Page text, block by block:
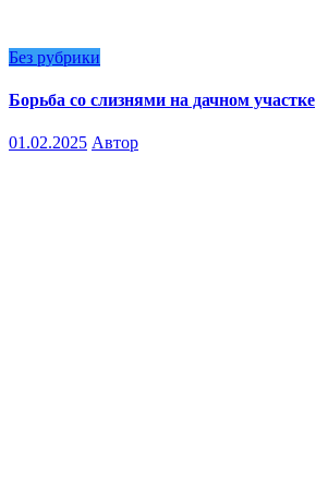
Без рубрики
Борьба со слизнями на дачном участке
01.02.2025 Автор